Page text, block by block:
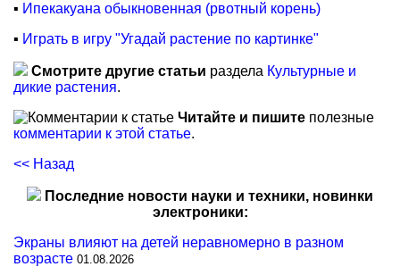
▪ Ипекакуана обыкновенная (рвотный корень)
▪ Играть в игру "Угадай растение по картинке"
Смотрите другие статьи раздела Культурные и
дикие растения.
Читайте и пишите полезные
комментарии к этой статье.
<< Назад
Последние новости науки и техники, новинки
электроники:
Экраны влияют на детей неравномерно в разном
возрасте 01.08.2026